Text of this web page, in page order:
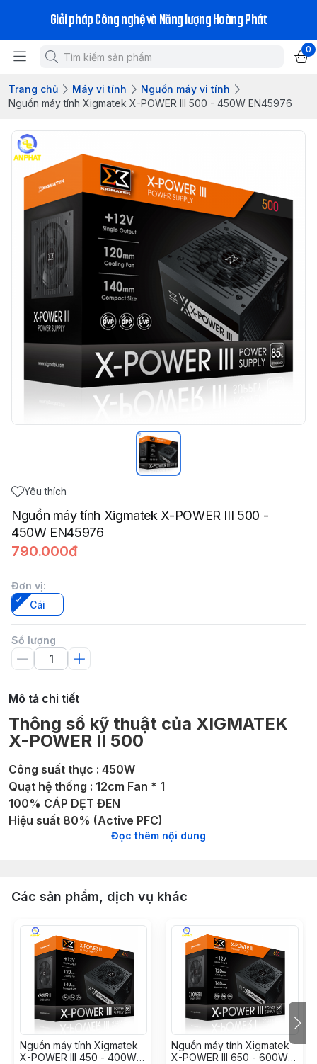
Giải pháp Công nghệ và Năng lượng Hoàng Phát
0
Trang chủ Máy vi tính
Nguồn máy vi tính
Nguồn máy tính Xigmatek X-POWER III 500 - 450W EN45976
Yêu thích
Nguồn máy tính Xigmatek X-POWER III 500 -
450W EN45976
790.000đ
Đơn vị:
Cái
Số lượng
Mô tả chi tiết
Thông số kỹ thuật của XIGMATEK
X-POWER II 500
Công suất thực : 450W
Quạt hệ thống : 12cm Fan * 1
100% CÁP DẸT ĐEN
Hiệu suất 80% (Active PFC)
Chứng chỉ 80Plus – Tuổi thọ 100,000 giờ
CỔNG KẾT NỐI: 20+4pin * 1 / CPU 4+4pin * 1 / SATA *
4 / Molex 4pin * 2
Đọc thêm nội dung
Các sản phẩm, dịch vụ khác
Nguồn máy tính Xigmatek
X-POWER III 450 - 400W
Nguồn máy tính Xigmatek
X-POWER III 650 - 600W